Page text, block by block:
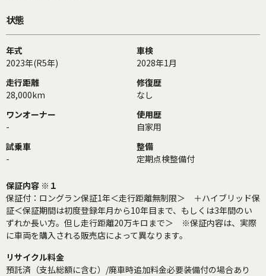
状態
年式
2023年(R5年)
車検
2028年1月
走行距離
28,000km
修復歴
なし
ワンオーナー
-
使用歴
自家用
試乗車
-
整備
定期点検整備付
保証内容 ※１
保証付：ロングラン保証1年＜走行距離無制限＞ ＋ハイブリッド保
証＜保証期間は初度登録年月から10年目まで、もしくは3年間のい
ずれか長い方。但し走行距離20万キロまで＞ ※保証内容は、実際
に車両を購入される販売店によって異なります。
リサイクル料金
預託済（支払総額に含む）/廃車時追加料金必要装備付の場合あり